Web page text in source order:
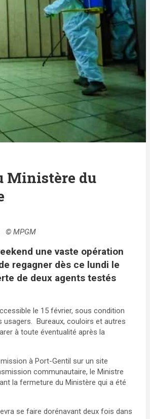
Ministère du
© MPGM
une vaste opération
regagner dès ce lundi le
de deux agents testés
le 15 février, sous condition
usagers. Bureaux, couloirs et autres
à toute éventualité après la
à Port-Gentil sur un site
communautaire, le Ministre
la fermeture du Ministère qui a été
se faire dorénavant deux fois dans